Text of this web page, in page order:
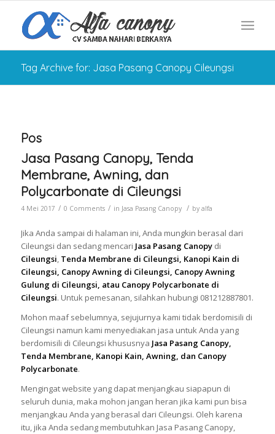
Tag Archive for: Jasa Pasang Canopy Cileungsi
Pos
Jasa Pasang Canopy, Tenda
Membrane, Awning, dan
Polycarbonate di Cileungsi
4 Mei 2017 / 0 Comments / in Jasa Pasang Canopy / by alfa
Jika Anda sampai di halaman ini, Anda mungkin berasal dari
Cileungsi dan sedang mencari Jasa Pasang Canopy di
Cileungsi, Tenda Membrane di Cileungsi, Kanopi Kain di
Cileungsi, Canopy Awning di Cileungsi, Canopy Awning
Gulung di Cileungsi, atau Canopy Polycarbonate di
Cileungsi. Untuk pemesanan, silahkan hubungi 081212887801.
Mohon maaf sebelumnya, sejujurnya kami tidak berdomisili di
Cileungsi namun kami menyediakan jasa untuk Anda yang
berdomisili di Cileungsi khususnya Jasa Pasang Canopy,
Tenda Membrane, Kanopi Kain, Awning, dan Canopy
Polycarbonate.
Mengingat website yang dapat menjangkau siapapun di
seluruh dunia, maka mohon jangan heran jika kami pun bisa
menjangkau Anda yang berasal dari Cileungsi. Oleh karena
itu, jika Anda sedang membutuhkan Jasa Pasang Canopy,